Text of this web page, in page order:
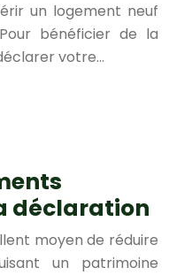
un logement neuf
bénéficier de la
votre…
déclaration
moyen de réduire
un patrimoine